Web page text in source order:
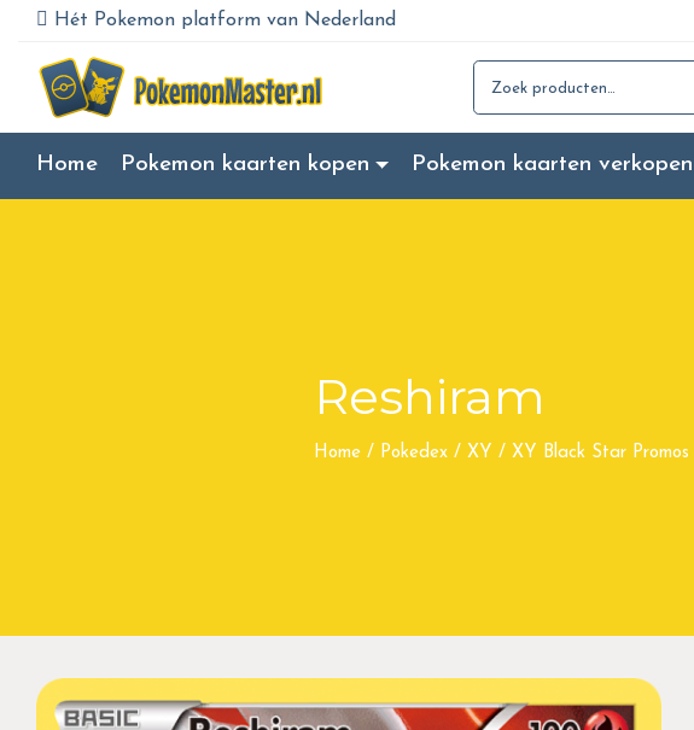
Hét Pokemon platform van Nederland
Search for:
Home Pokemon kaarten kopen Pokemon kaarten verkopen
Reshiram
Home / Pokedex / XY / XY Black Star Promos